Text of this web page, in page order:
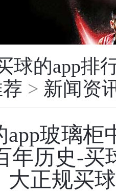
球的app排
> 新闻资
app玻璃
年历史-买
大正规买